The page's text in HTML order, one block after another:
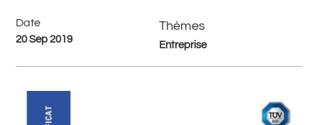
Date
20 Sep 2019
Thèmes
Entreprise